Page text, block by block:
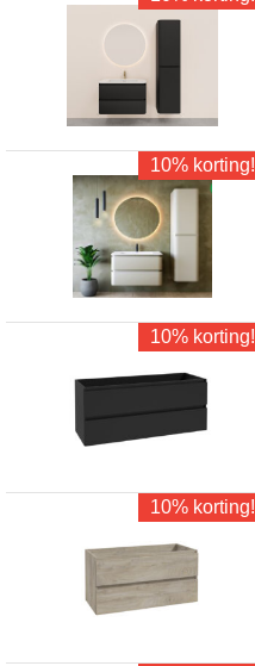
10% korting!
10% korting!
10% korting!